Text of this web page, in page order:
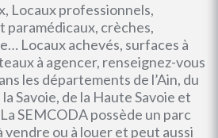
Locaux professionnels,
paramédicaux, crèches,
Locaux achevés, surfaces à
à agencer, renseignez-vous
les départements de l’Ain, du
Savoie, de la Haute Savoie et
SEMCODA possède un parc
ou à louer et peut aussi